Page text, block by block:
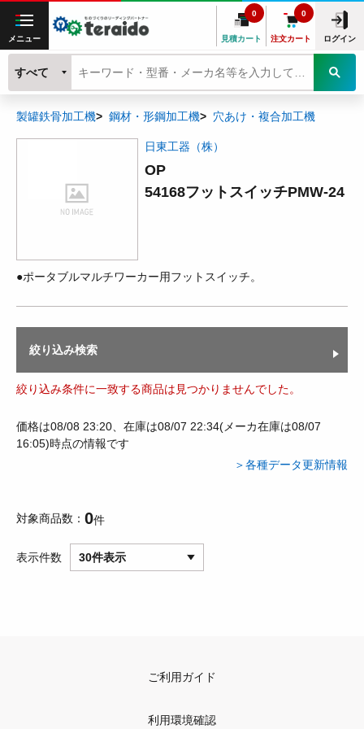
メニュー 見積カート
0
注文カート
0
ログイン
すべて
製罐鉄骨加工機 鋼材・形鋼加工機 穴あけ・複合加工機
日東工器（株）
OP
54168フットスイッチPMW-24
●ポータブルマルチワーカー用フットスイッチ。
絞り込み検索
絞り込み条件に一致する商品は見つかりませんでした。
価格は08/08 23:20、在庫は08/07 22:34(メーカ在庫は08/07
16:05)時点の情報です
＞各種データ更新情報
対象商品数 0件
表示件数 30件表示
ご利用ガイド
利用環境確認